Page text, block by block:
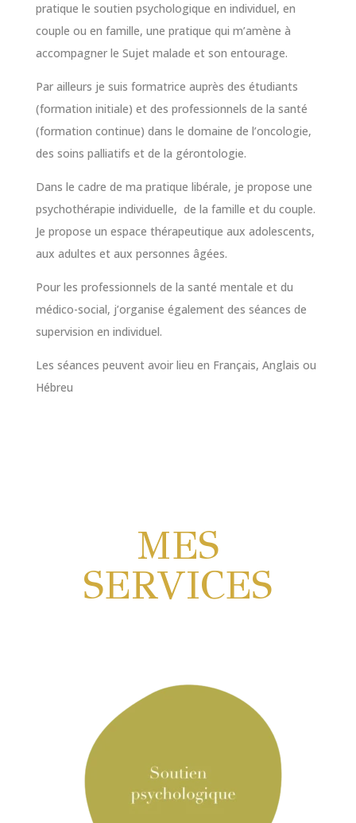
pratique le soutien psychologique en individuel, en
couple ou en famille, une pratique qui m’amène à
accompagner le Sujet malade et son entourage.
Par ailleurs je suis formatrice auprès des étudiants
(formation initiale) et des professionnels de la santé
(formation continue) dans le domaine de l’oncologie,
des soins palliatifs et de la gérontologie.
Dans le cadre de ma pratique libérale, je propose une
psychothérapie individuelle, de la famille et du couple.
Je propose un espace thérapeutique aux adolescents,
aux adultes et aux personnes âgées.
Pour les professionnels de la santé mentale et du
médico-social, j’organise également des séances de
supervision en individuel.
Les séances peuvent avoir lieu en Français, Anglais ou
Hébreu
MES
SERVICES